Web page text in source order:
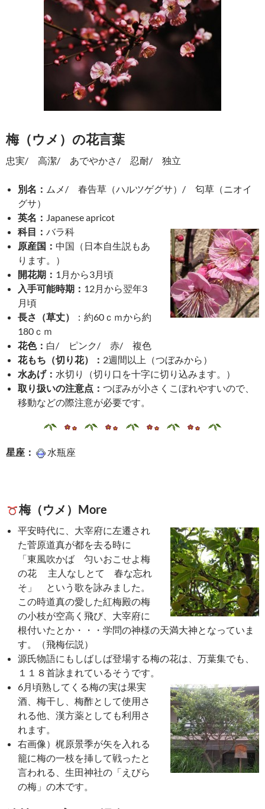
梅（ウメ）の花言葉
忠実/ 高潔/ あでやかさ/ 忍耐/ 独立
別名： ムメ/ 春告草（ハルツゲグサ）/ 匂草（ニオイ
グサ）
英名： Japanese apricot
科目： バラ科
原産国： 中国（日本自生説もあ
ります。）
開花期： 1月から3月頃
入手可能時期： 12月から翌年3
月頃
長さ（草丈）
：約60ｃｍから約
180ｃｍ
花色： 白/ ピンク/ 赤/ 複色
花もち（切り花）： 2週間以上（つぼみから）
水あげ： 水切り（切り口を十字に切り込みます。）
取り扱いの注意点： つぼみが小さくこぼれやすいので、
移動などの際注意が必要です。
星座： 水瓶座
梅（ウメ）More
平安時代に、大宰府に左遷され
た菅原道真が都を去る時に
「東風吹かば 匀いおこせよ梅
の花 主人なしとて 春な忘れ
そ」 という歌を詠みました。
この時道真の愛した紅梅殿の梅
の小枝が空高く飛び、大宰府に
根付いたとか・・・学問の神様の天満大神となっていま
す。（飛梅伝説）
源氏物語にもしばしば登場する梅の花は、万葉集でも、
１１８首詠まれているそうです。
6月頃熟してくる梅の実は果実
酒、梅干し、梅酢として使用さ
れる他、漢方薬としても利用さ
れます。
右画像）梶原景季が矢を入れる
籠に梅の一枝を挿して戦ったと
言われる、生田神社の「えびら
の梅」の木です。